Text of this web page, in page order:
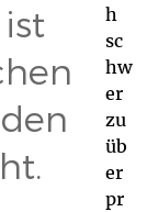
h
sc
hw
er
zu
üb
er
pr